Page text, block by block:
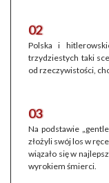
02
Polska i
trzydziestych taki
od rzeczywistości,
03
Na podstawie
złożyli swój los w
wiązało się w
wyrokiem śmierci.